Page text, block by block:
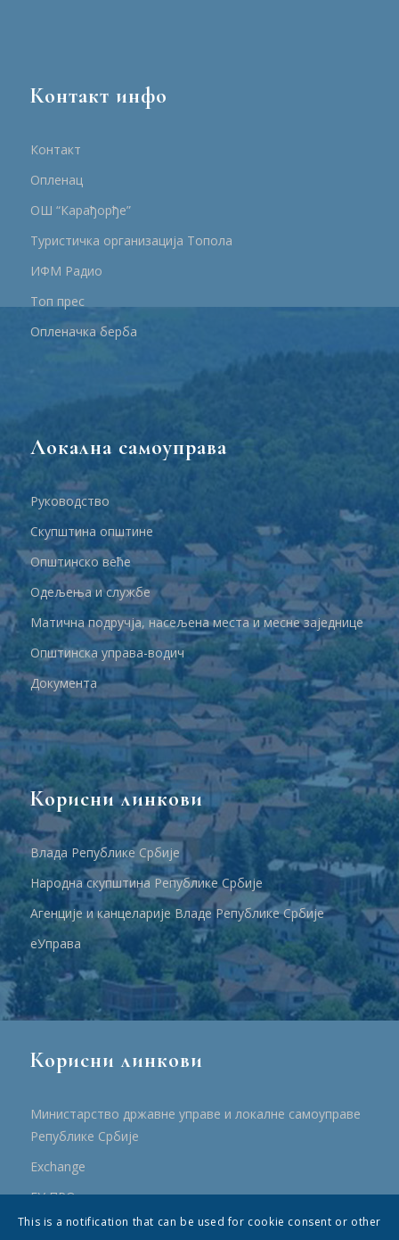
Контакт инфо
Контакт
Опленац
ОШ “Карађорђе”
Туристичка организација Топола
ИФМ Радио
Топ прес
Опленачка берба
Локална самоуправа
Руководство
Скупштина општине
Општинско веће
Одељења и службе
Матична подручја, насељена места и месне заједнице
Општинска управа-водич
Документа
Корисни линкови
Влада Републике Србије
Народна скупштина Републике Србије
Агенције и канцеларије Владе Републике Србије
еУправа
Корисни линкови
Министарство државне управе и локалне самоуправе
Републике Србије
Еxchange
ЕУ ПРО
ПРРР
This is a notification that can be used for cookie consent or other